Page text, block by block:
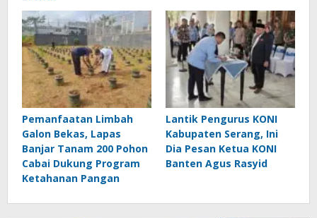
Pemanfaatan Limbah
Galon Bekas, Lapas
Banjar Tanam 200 Pohon
Cabai Dukung Program
Ketahanan Pangan
Lantik Pengurus KONI
Kabupaten Serang, Ini
Dia Pesan Ketua KONI
Banten Agus Rasyid